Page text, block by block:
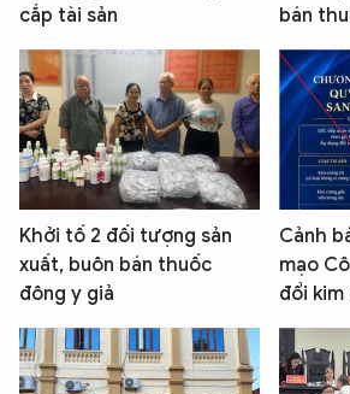
cắp tài sản
bán
Khởi tố 2 đối tượng sản
xuất, buôn bán thuốc
đông y giả
Cảnh
mạo
đổi